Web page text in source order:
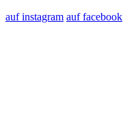
auf instagram auf facebook